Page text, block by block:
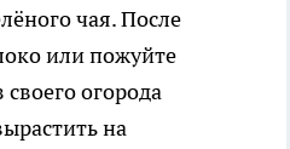
чая. После
или пожуйте
огорода
на